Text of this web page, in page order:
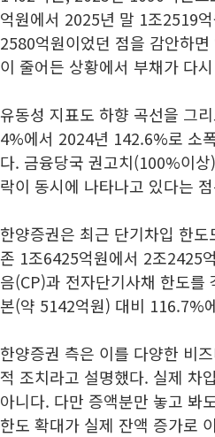
억원에서 2025년 말 1조2519
2580억원이었던 점을 감안하
이 줄어든 상황에서 부채가 다
유동성 지표도 하향 곡선을 그
4%에서 2024년 142.6%로 소
다. 금융당국 권고치(100%이
락이 동시에 나타나고 있다는
한양증권은 최근 단기차입 한
존 1조6425억원에서 2조2425
음(CP)과 전자단기사채 한도
본(약 5142억원) 대비 116.7%
한양증권 측은 이를 다양한 비
적 조치라고 설명했다. 실제 차
아니다. 다만 증액분만 놓고 봐
한도 확대가 실제 잔액 증가로